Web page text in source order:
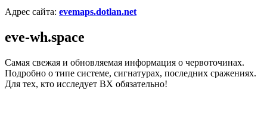
Адрес сайта: evemaps.dotlan.net
eve-wh.space
Самая свежая и обновляемая информация о червоточинах.
Подробно о типе системе, сигнатурах, последних сражениях.
Для тех, кто исследует ВХ обязательно!